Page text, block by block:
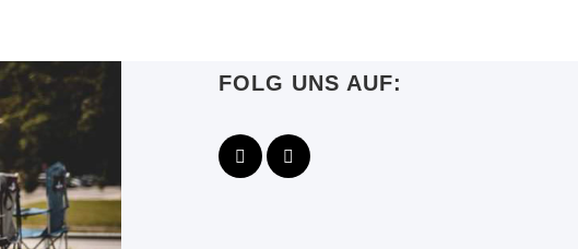
FOLG UNS AUF: